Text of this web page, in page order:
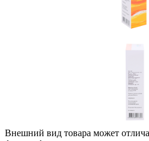
Внешний вид товара может